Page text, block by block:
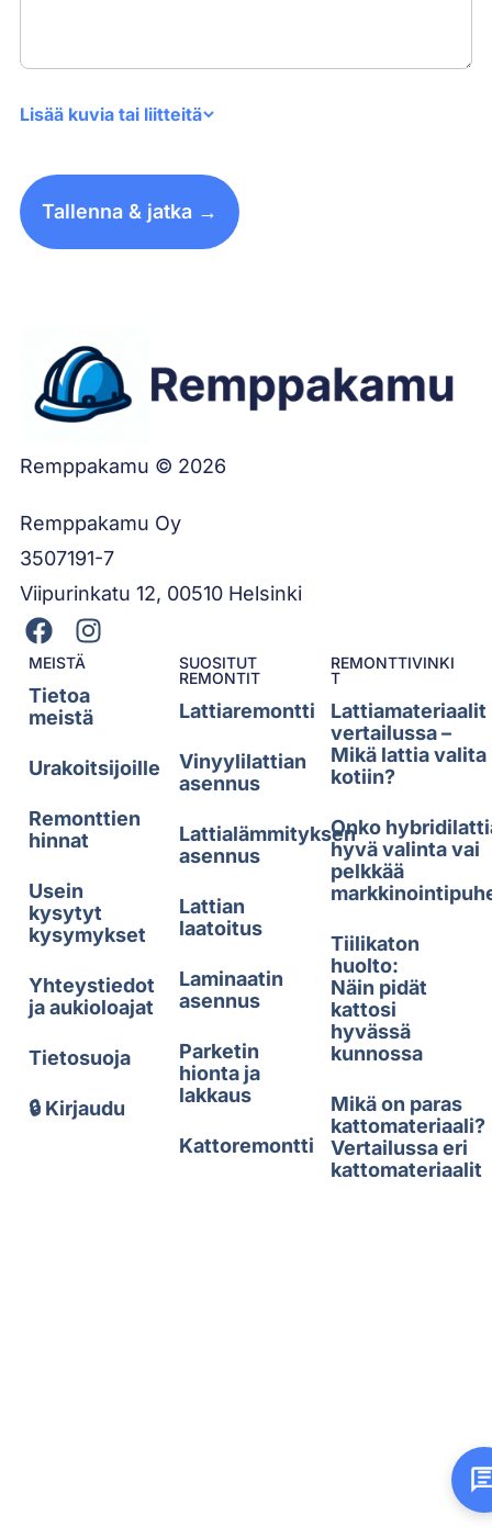
Lisää kuvia tai liitteitä
Tallenna & jatka →
Remppakamu © 2026
Remppakamu Oy
3507191-7
Viipurinkatu 12, 00510 Helsinki
MEISTÄ
Tietoa
meistä
Urakoitsijoille
Remonttien
hinnat
Usein
kysytyt
kysymykset
Yhteystiedot
ja aukioloajat
Tietosuoja
🔒 Kirjaudu
SUOSITUT
REMONTIT
Lattiaremontti
Vinyylilattian
asennus
Lattialämmityksen
asennus
Lattian
laatoitus
Laminaatin
asennus
Parketin
hionta ja
lakkaus
Kattoremontti
REMONTTIVINKI
T
Lattiamateriaalit
vertailussa –
Mikä lattia valita
kotiin?
Onko
hyvä valinta vai
pelkkää
Tiilikaton
huolto:
Näin pidät
kattosi
hyvässä
kunnossa
Mikä on paras
kattomateriaali?
Vertailussa eri
kattomateriaalit